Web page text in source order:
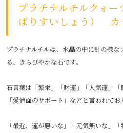
プラチナルチルクォ
ばりすいしょう） カ
プラチナルチルは、水晶の中に針の様
る、きらびやかな石です。
石言葉は「繁栄」「財運」「人気運」「
「愛情面のサポート」などと言われてお
「最近、運が悪いな」「元気無いな」